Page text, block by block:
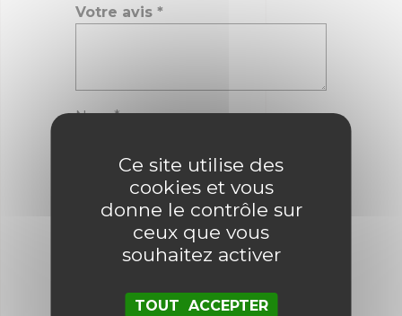
Votre avis *
Nom*
pour mon prochain commentaire.
Ce site utilise des
cookies et vous
donne le contrôle sur
ceux que vous
souhaitez activer
TOUT ACCEPTER